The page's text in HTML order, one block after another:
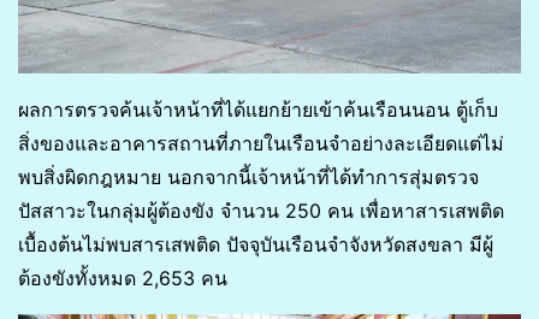
ผลการตรวจค้นเจ้าหน้าที่ได้แยกย้ายเข้าค้นเรือนนอน ตู้เก็บ
สิ่งของและอาคารสถานที่ภายในเรือนจำอย่างละเอียดแต่ไม่
พบสิ่งผิดกฎหมาย นอกจากนี้เจ้าหน้าที่ได้ทำการสุ่มตรวจ
ปัสสาวะในกลุ่มผู้ต้องขัง จำนวน 250 คน เพื่อหาสารเสพติด
เบื้องต้นไม่พบสารเสพติด ปัจจุบันเรือนจำจังหวัดสงขลา มีผู้
ต้องขังทั้งหมด 2,653 คน